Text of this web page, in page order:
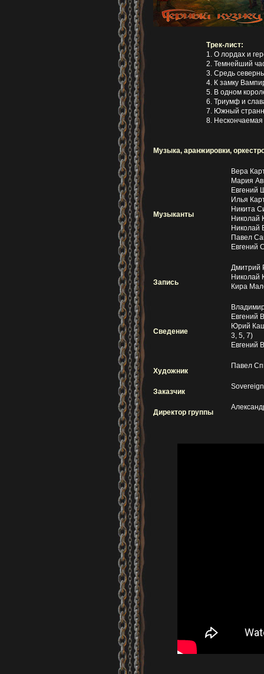
Трек-лист:
1. О лордах и
2. Темнейший
3. Средь
4. К замку
5. В одном
6. Триумф и
7. Южный
8.
Музыка, аранжировки,
Музыканты
Вера
Мария
Евгений
Илья
Никита
Николай
Николай
Павел
Евгений
Запись
Дмитрий
Николай
Кира
Сведение
Евгений
Юрий
3, 5, 7)
Евгений
Художник
Павел
Заказчик
Директор группы